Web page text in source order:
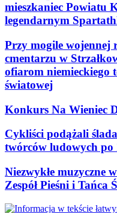
mieszkaniec Powiatu
legendarnym
Przy mogile wojennej
cmentarzu w
ofiarom niemieckiego
światowej
Konkurs Na Wieniec
Cykliści podążali
twórców ludowych
Niezwykłe muzyczne
Zespół Pieśni i Tańca